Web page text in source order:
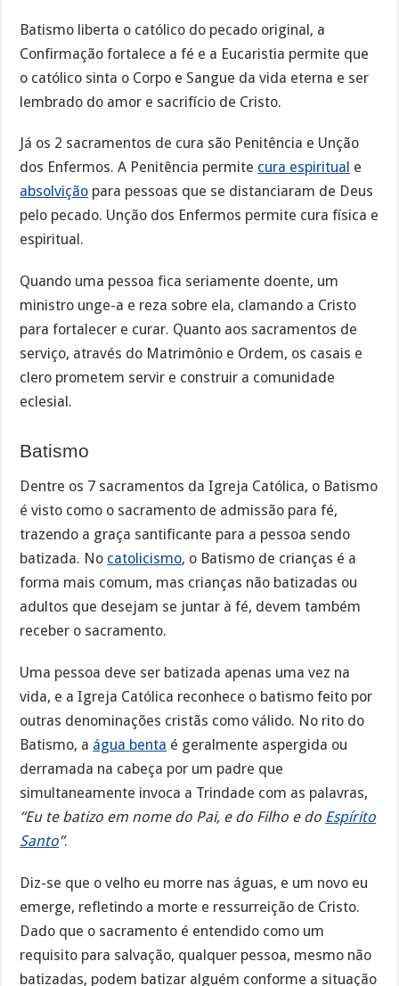
Batismo liberta o católico do pecado original, a
Confirmação fortalece a fé e a Eucaristia permite que
o católico sinta o Corpo e Sangue da vida eterna e ser
lembrado do amor e sacrifício de Cristo.
Já os 2 sacramentos de cura são Penitência e Unção
dos Enfermos. A Penitência permite cura espiritual e
absolvição para pessoas que se distanciaram de Deus
pelo pecado. Unção dos Enfermos permite cura física e
espiritual.
Quando uma pessoa fica seriamente doente, um
ministro unge-a e reza sobre ela, clamando a Cristo
para fortalecer e curar. Quanto aos sacramentos de
serviço, através do Matrimônio e Ordem, os casais e
clero prometem servir e construir a comunidade
eclesial.
Batismo
Dentre os 7 sacramentos da Igreja Católica, o Batismo
é visto como o sacramento de admissão para fé,
trazendo a graça santificante para a pessoa sendo
batizada. No catolicismo, o Batismo de crianças é a
forma mais comum, mas crianças não batizadas ou
adultos que desejam se juntar à fé, devem também
receber o sacramento.
Uma pessoa deve ser batizada apenas uma vez na
vida, e a Igreja Católica reconhece o batismo feito por
outras denominações cristãs como válido. No rito do
Batismo, a água benta é geralmente aspergida ou
derramada na cabeça por um padre que
simultaneamente invoca a Trindade com as palavras,
“Eu te batizo em nome do Pai, e do Filho e do Espírito
Santo”.
Diz-se que o velho eu morre nas águas, e um novo eu
emerge, refletindo a morte e ressurreição de Cristo.
Dado que o sacramento é entendido como um
requisito para salvação, qualquer pessoa, mesmo não
batizadas, podem batizar alguém conforme a situação